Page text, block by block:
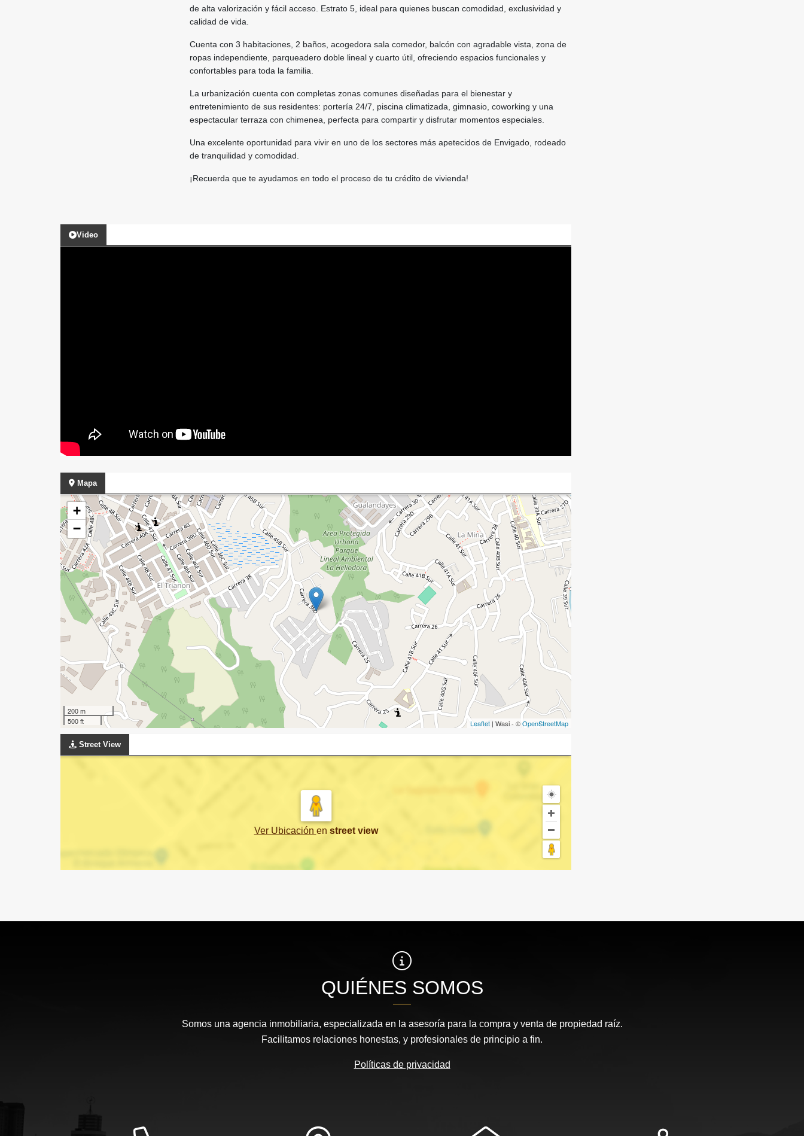
de alta valorización y fácil acceso. Estrato 5, ideal para quienes buscan comodidad, exclusividad y
calidad de vida.
Cuenta con 3 habitaciones, 2 baños, acogedora sala comedor, balcón con agradable vista, zona de
ropas independiente, parqueadero doble lineal y cuarto útil, ofreciendo espacios funcionales y
confortables para toda la familia.
La urbanización cuenta con completas zonas comunes diseñadas para el bienestar y
entretenimiento de sus residentes: portería 24/7, piscina climatizada, gimnasio, coworking y una
espectacular terraza con chimenea, perfecta para compartir y disfrutar momentos especiales.
Una excelente oportunidad para vivir en uno de los sectores más apetecidos de Envigado, rodeado
de tranquilidad y comodidad.
¡Recuerda que te ayudamos en todo el proceso de tu crédito de vivienda!
Video
Mapa
+
−
200 m
500 ft
Leaflet | Wasi - ©OpenStreetMap
Street View
Ver Ubicación en street view
QUIÉNES SOMOS
Somos una agencia inmobiliaria, especializada en la asesoría para la compra y venta de propiedad raíz.
Facilitamos relaciones honestas, y profesionales de principio a fin.
Políticas de privacidad